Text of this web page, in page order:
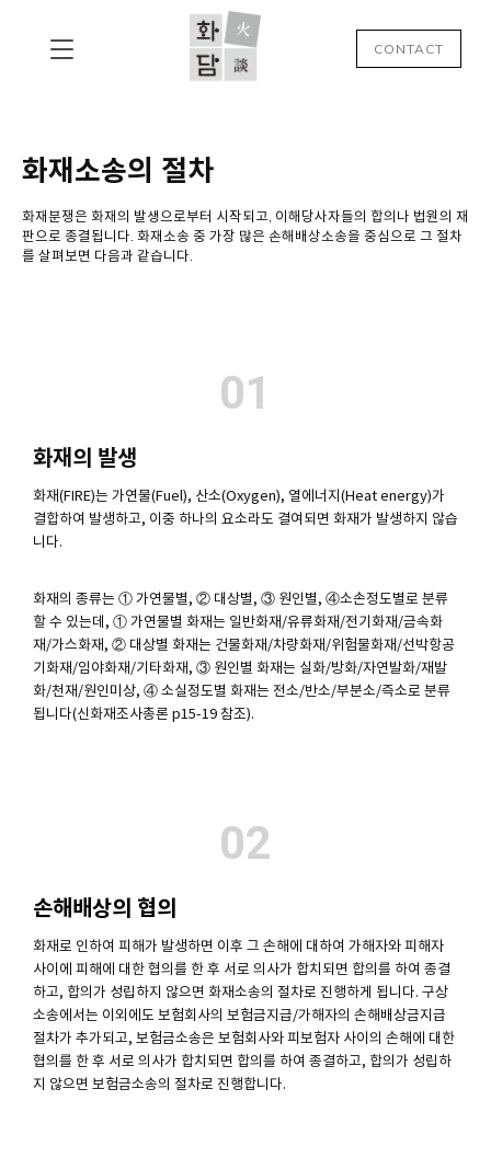
CONTACT
화재소송의 절차
화재분쟁은 화재의 발생으로부터 시작되고, 이해당사자들의 합의나 법원의 재
판으로 종결됩니다. 화재소송 중 가장 많은 손해배상소송을 중심으로 그 절차
를 살펴보면 다음과 같습니다.
01
화재의 발생
화재(FIRE)는 가연물(Fuel), 산소(Oxygen), 열에너지(Heat energy)가
결합하여 발생하고, 이중 하나의 요소라도 결여되면 화재가 발생하지 않습
니다.
화재의 종류는 ① 가연물별, ② 대상별, ③ 원인별, ④소손정도별로 분류
할 수 있는데, ① 가연물별 화재는 일반화재/유류화재/전기화재/금속화
재/가스화재, ② 대상별 화재는 건물화재/차량화재/위험물화재/선박항공
기화재/임야화재/기타화재, ③ 원인별 화재는 실화/방화/자연발화/재발
화/천재/원인미상, ④ 소실정도별 화재는 전소/반소/부분소/즉소로 분류
됩니다(신화재조사총론 p15-19 참조).
02
손해배상의 협의
화재로 인하여 피해가 발생하면 이후 그 손해에 대하여 가해자와 피해자
사이에 피해에 대한 협의를 한 후 서로 의사가 합치되면 합의를 하여 종결
하고, 합의가 성립하지 않으면 화재소송의 절차로 진행하게 됩니다. 구상
소송에서는 이외에도 보험회사의 보험금지급/가해자의 손해배상금지급
절차가 추가되고, 보험금소송은 보험회사와 피보험자 사이의 손해에 대한
협의를 한 후 서로 의사가 합치되면 합의를 하여 종결하고, 합의가 성립하
지 않으면 보험금소송의 절차로 진행합니다.